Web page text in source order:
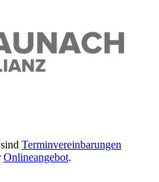
Terminvereinbarungen
Onlineangebot.